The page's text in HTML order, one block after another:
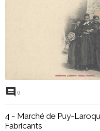
0
4 - Marché de Puy-
Fabricants